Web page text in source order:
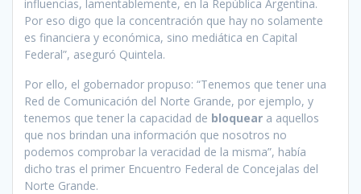
influencias, lamentablemente, en la República Argentina.
Por eso digo que la concentración que hay no solamente
es financiera y económica, sino mediática en Capital
Federal”, aseguró Quintela.
Por ello, el gobernador propuso: “Tenemos que tener una
Red de Comunicación del Norte Grande, por ejemplo, y
tenemos que tener la capacidad de bloquear a aquellos
que nos brindan una información que nosotros no
podemos comprobar la veracidad de la misma”, había
dicho tras el primer Encuentro Federal de Concejalas del
Norte Grande.